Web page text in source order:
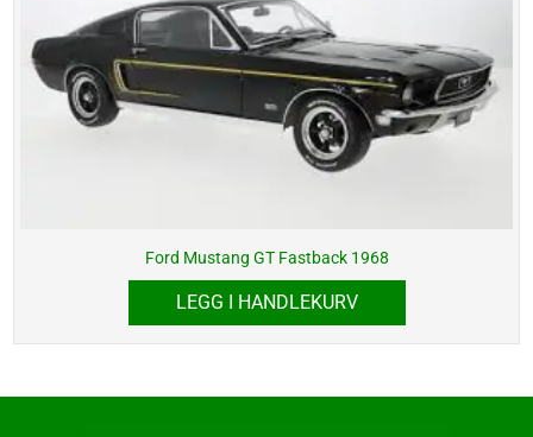
Ford Mustang GT Fastback 1968
LEGG I HANDLEKURV